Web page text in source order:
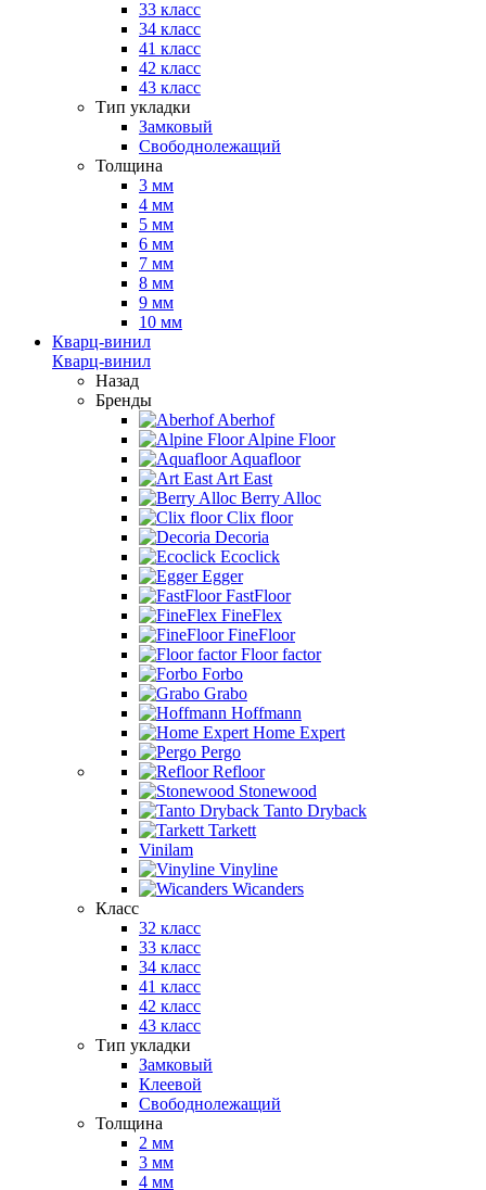
33 класс
34 класс
41 класс
42 класс
43 класс
Тип укладки
Замковый
Свободнолежащий
Толщина
3 мм
4 мм
5 мм
6 мм
7 мм
8 мм
9 мм
10 мм
Кварц-винил
Кварц-винил
Назад
Бренды
Aberhof
Alpine Floor
Aquafloor
Art East
Berry Alloc
Clix floor
Decoria
Ecoclick
Egger
FastFloor
FineFlex
FineFloor
Floor factor
Forbo
Grabo
Hoffmann
Home Expert
Pergo
Refloor
Stonewood
Tanto Dryback
Tarkett
Vinilam
Vinyline
Wicanders
Класс
32 класс
33 класс
34 класс
41 класс
42 класс
43 класс
Тип укладки
Замковый
Клеевой
Свободнолежащий
Толщина
2 мм
3 мм
4 мм